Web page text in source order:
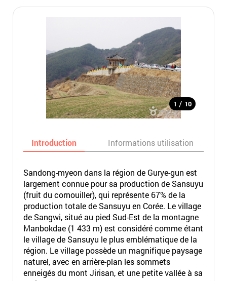
1 / 10
Introduction Informations utilisation
Sandong-myeon dans la région de Gurye-gun est
largement connue pour sa production de Sansuyu
(fruit du cornouiller), qui représente 67% de la
production totale de Sansuyu en Corée. Le village
de Sangwi, situé au pied Sud-Est de la montagne
Manbokdae (1 433 m) est considéré comme étant
le village de Sansuyu le plus emblématique de la
région. Le village possède un magnifique paysage
naturel, avec en arrière-plan les sommets
enneigés du mont Jirisan, et une petite vallée à sa